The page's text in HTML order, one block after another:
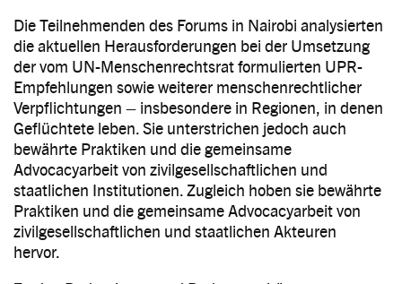
Die Teilnehmenden des Forums in Nairobi analysierten
die aktuellen Herausforderungen bei der Umsetzung
der vom UN-Menschenrechtsrat formulierten UPR-
Empfehlungen sowie weiterer menschenrechtlicher
Verpflichtungen – insbesondere in Regionen, in denen
Geflüchtete leben. Sie unterstrichen jedoch auch
bewährte Praktiken und die gemeinsame
Advocacyarbeit von zivilgesellschaftlichen und
staatlichen Institutionen. Zugleich hoben sie bewährte
Praktiken und die gemeinsame Advocacyarbeit von
zivilgesellschaftlichen und staatlichen Akteuren
hervor.